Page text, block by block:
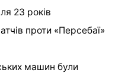
23 років
проти «Персебаї»
машин були